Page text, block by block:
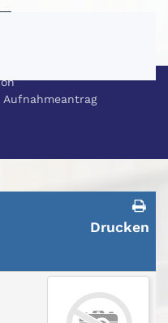
Aufnahmeantrag
Drucken